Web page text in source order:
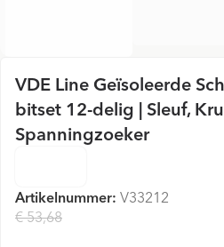
VDE Line Geïsoleerde
bitset 12-delig | Sleuf,
Spanningzoeker
Artikelnummer: V33212
€ 53,68